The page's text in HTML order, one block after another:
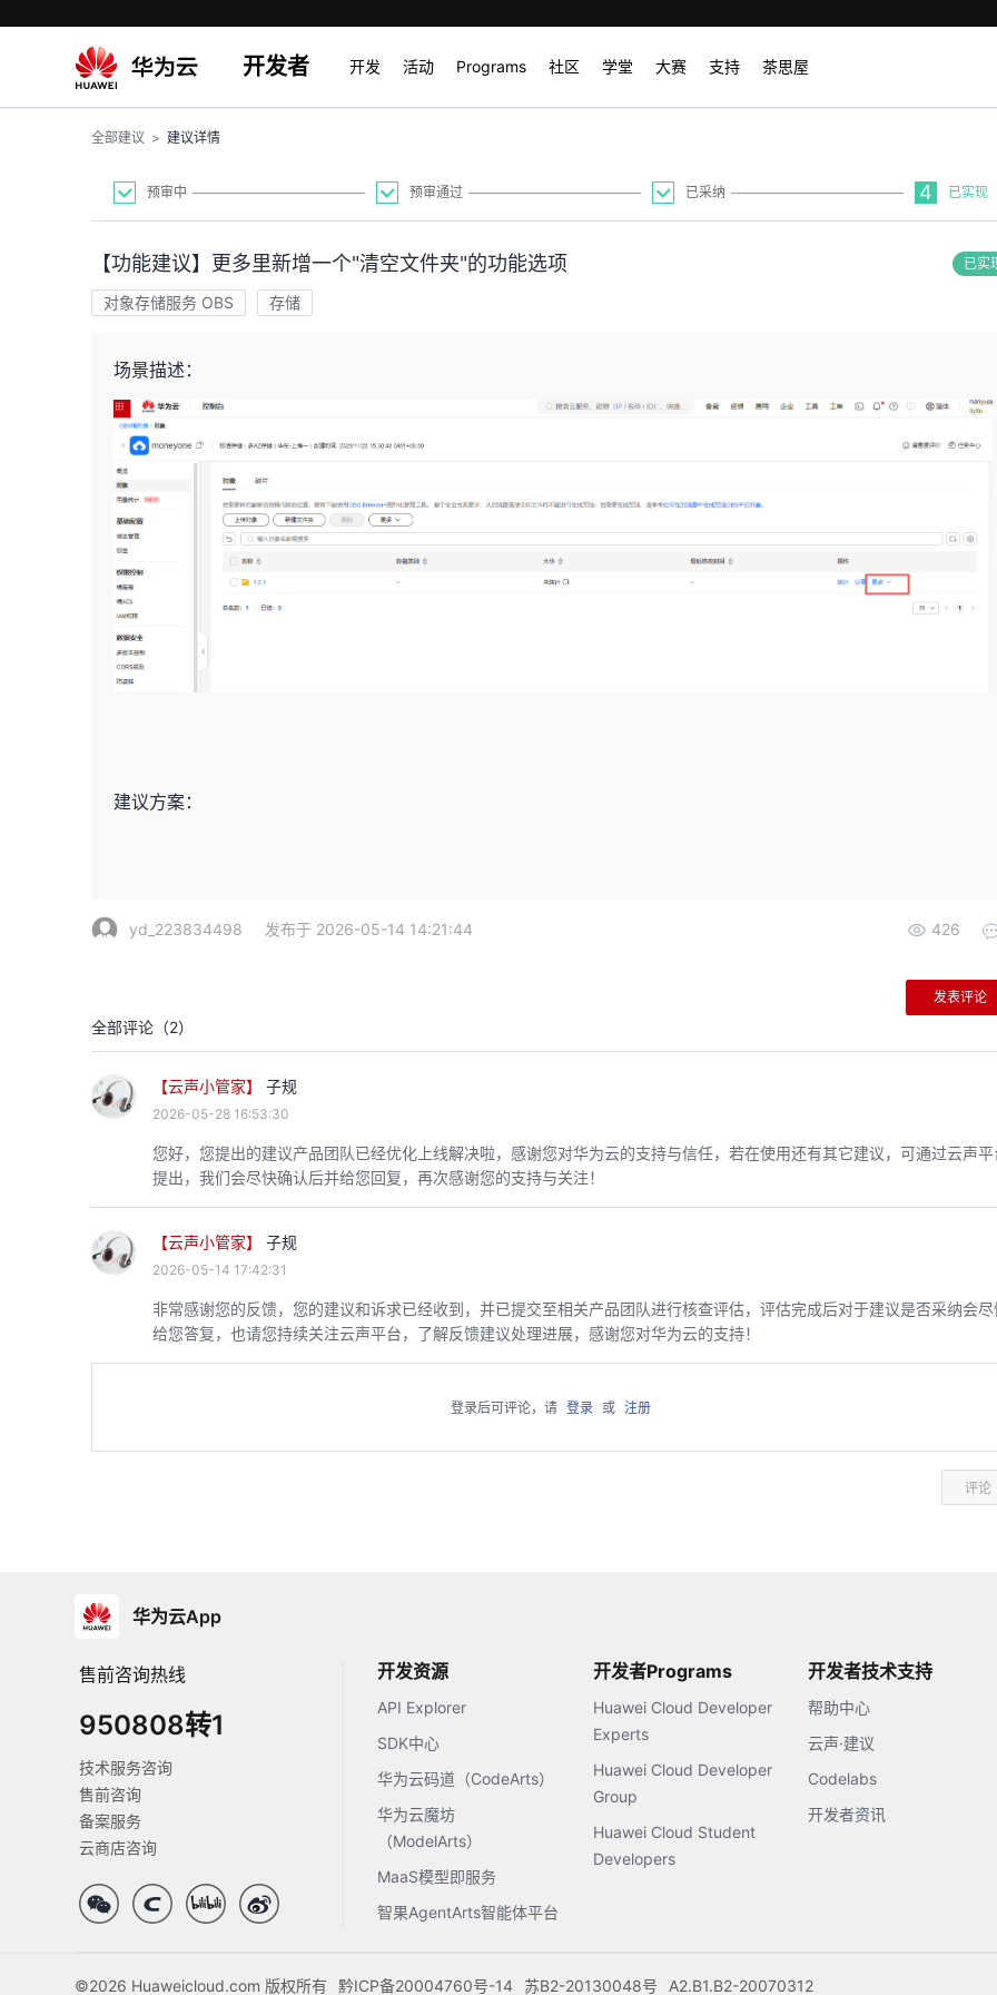
开发者 开发 活动 Programs 社区 学堂 大赛 支持 茶思屋
全部建议 > 建议详情
预审中 预审通过 已采纳 4 已实现
【功能建议】更多里新增一个"清空文件夹"的功能选项 已实
对象存储服务 OBS 存储
场景描述：
建议方案：
yd_223834498 发布于 2026-05-14 14:21:44 426
发表评论
全部评论（2）
【云声小管家】 子规
2026-05-28 16:53:30
您好，您提出的建议产品团队已经优化上线解决啦，感谢您对华为云的支持与信任，若在使用还有其它建议，可通过云声平
提出，我们会尽快确认后并给您回复，再次感谢您的支持与关注！
【云声小管家】 子规
2026-05-14 17:42:31
非常感谢您的反馈，您的建议和诉求已经收到，并已提交至相关产品团队进行核查评估，评估完成后对于建议是否采纳会尽
给您答复，也请您持续关注云声平台，了解反馈建议处理进展，感谢您对华为云的支持！
登录后可评论，请 登录 或 注册
评论
华为云App
售前咨询热线
950808转1
技术服务咨询
售前咨询
备案服务
云商店咨询
开发资源
API Explorer
SDK中心
华为云码道（CodeArts）
华为云魔坊
（ModelArts）
MaaS模型即服务
智果AgentArts智能体平台
开发者Programs
Huawei Cloud Developer
Experts
Huawei Cloud Developer
Group
Huawei Cloud Student
Developers
开发者技术支持
帮助中心
云声·建议
Codelabs
开发者资讯
©2026 Huaweicloud.com 版权所有 黔ICP备20004760号-14 苏B2-20130048号 A2.B1.B2-20070312